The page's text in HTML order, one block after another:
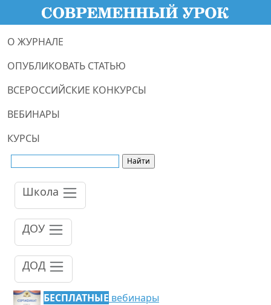
О ЖУРНАЛЕ
ОПУБЛИКОВАТЬ СТАТЬЮ
ВСЕРОССИЙСКИЕ КОНКУРСЫ
ВЕБИНАРЫ
КУРСЫ
Школа
ДОУ
ДОД
БЕСПЛАТНЫЕ вебинары